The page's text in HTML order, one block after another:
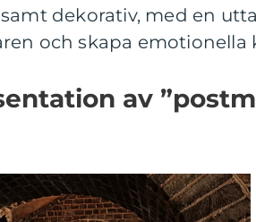
dekorativ, med en
och skapa emotionella
av